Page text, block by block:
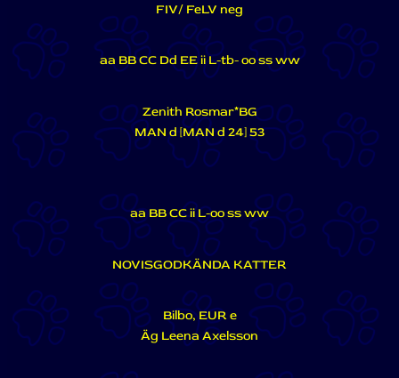
FIV/ FeLV neg
aa BB CC Dd EE ii L-tb- oo ss ww
Zenith Rosmar*BG
MAN d [MAN d 24] 53
aa BB CC ii L-oo ss ww
NOVISGODKÄNDA KATTER
Bilbo, EUR e
Äg Leena Axelsson